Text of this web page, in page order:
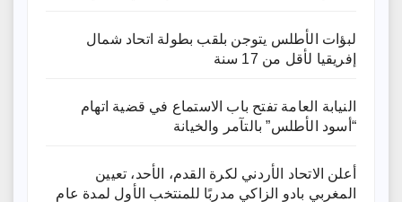
لبؤات الأطلس يتوجن بلقب بطولة اتحاد شمال
إفريقيا لأقل من 17 سنة
النيابة العامة تفتح باب الاستماع في قضية اتهام
“أسود الأطلس” بالتآمر والخيانة
أعلن الاتحاد الأردني لكرة القدم، الأحد، تعيين
المغربي بادو الزاكي مدربًا للمنتخب الأول لمدة عامٍ